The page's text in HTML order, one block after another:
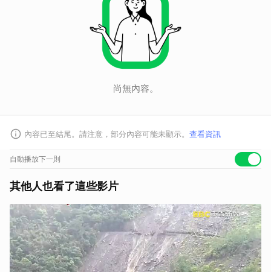
尚無內容。
內容已至結尾。請注意，部分內容可能未顯示。 查看資訊
自動播放下一則
其他人也看了這些影片